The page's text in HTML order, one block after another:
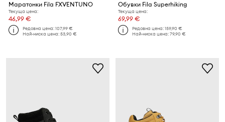
Маратонки Fila FXVENTUNO
Текуща цена:
46,99 €
Редовна цена:107,99 €
Най-ниска цена:53,90 €
Обувки Fila Superhiking
Текуща цена:
69,99 €
Редовна цена:159,90 €
Най-ниска цена:79,90 €